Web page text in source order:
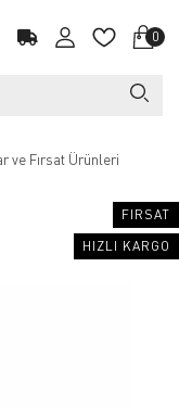
0
ve Fırsat Ürünleri
FIRSAT
HIZLI KARGO